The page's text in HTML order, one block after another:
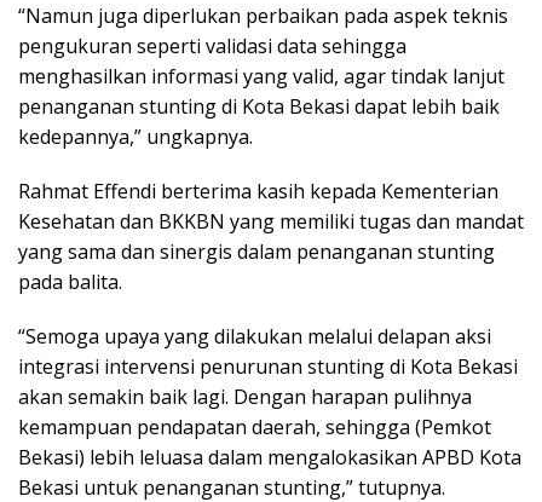
“Namun juga diperlukan perbaikan pada aspek teknis
pengukuran seperti validasi data sehingga
menghasilkan informasi yang valid, agar tindak lanjut
penanganan stunting di Kota Bekasi dapat lebih baik
kedepannya,” ungkapnya.
Rahmat Effendi berterima kasih kepada Kementerian
Kesehatan dan BKKBN yang memiliki tugas dan mandat
yang sama dan sinergis dalam penanganan stunting
pada balita.
“Semoga upaya yang dilakukan melalui delapan aksi
integrasi intervensi penurunan stunting di Kota Bekasi
akan semakin baik lagi. Dengan harapan pulihnya
kemampuan pendapatan daerah, sehingga (Pemkot
Bekasi) lebih leluasa dalam mengalokasikan APBD Kota
Bekasi untuk penanganan stunting,” tutupnya.